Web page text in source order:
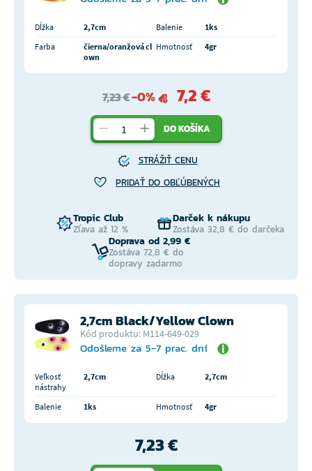
Dĺžka 2,7cm Balenie
1ks
Farba
čierna/oranžová cl
own
Hmotnosť 4gr
7,23 €-0% 7,2 €
DO KOŠÍKA
STRÁŽIŤ CENU
PRIDAŤ DO OBĽÚBENÝCH
Tropic Club
Zľava až 12 %
Darček k nákupu
Zostáva 32,8 € do darčeka
Doprava od 2,99 €
Zostáva 72,8 € do
dopravy zadarmo
2,7cm Black/Yellow Clown
Kód produktu: M114-649-029
Odošleme za 5-7 prac. dní
Veľkosť
nástrahy
2,7cm Dĺžka 2,7cm
Balenie 1ks Hmotnosť 4gr
7,23 €